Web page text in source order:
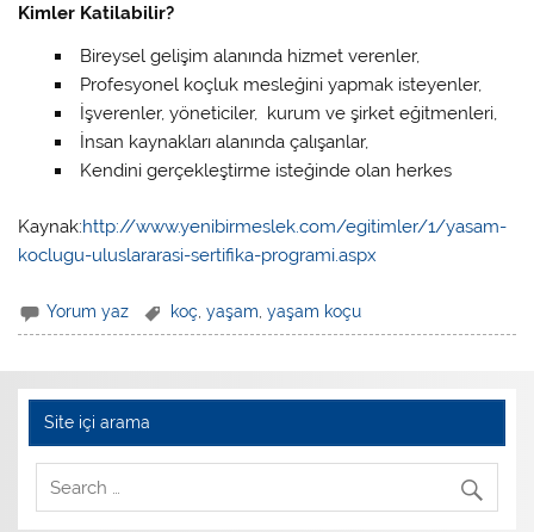
Kimler Katilabilir?
Bireysel gelişim alanında hizmet verenler,
Profesyonel koçluk mesleğini yapmak isteyenler,
İşverenler, yöneticiler, kurum ve şirket eğitmenleri,
İnsan kaynakları alanında çalışanlar,
Kendini gerçekleştirme isteğinde olan herkes
Kaynak:http://www.yenibirmeslek.com/egitimler/1/yasam-
koclugu-uluslararasi-sertifika-programi.aspx
Yorum yaz koç ,yaşam ,yaşam koçu
Site içi arama